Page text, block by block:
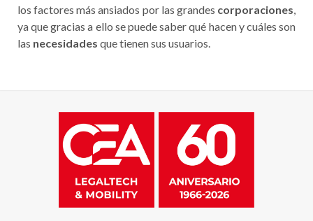
los factores más ansiados por las grandes corporaciones,
ya que gracias a ello se puede saber qué hacen y cuáles son
las necesidades que tienen sus usuarios.